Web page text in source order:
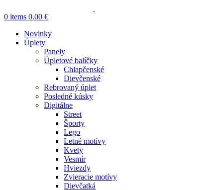
0 items 0.00 €
Novinky
Úplety
Panely
Úpletové balíčky
Chlapčenské
Dievčenské
Rebrovaný úplet
Posledné kúsky
Digitálne
Street
Športy
Lego
Letné motívy
Kvety
Vesmír
Hviezdy
Zvieracie motívy
Dievčatká